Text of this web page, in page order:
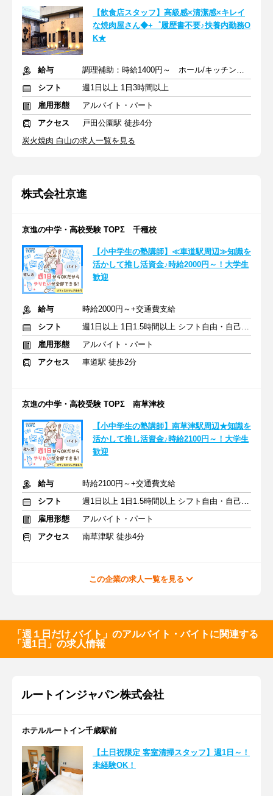
【飲食店スタッフ】高級感×清潔感×キレイ
な焼肉屋さん◆+゜履歴書不要♪扶養内勤務O
K★
給与
調理補助：時給1400円～ ホール/キッチン：時給1150円～
シフト
週1日以上 1日3時間以上
雇用形態
アルバイト・パート
アクセス
戸田公園駅 徒歩4分
炭火焼肉 白山の求人一覧を見る
株式会社京進
京進の中学・高校受験 TOPΣ 千種校
【小中学生の塾講師】≪車道駅周辺≫知識を
活かして推し活資金♪時給2000円～！大学生
歓迎
給与
時給2000円～+交通費支給
シフト
週1日以上 1日1.5時間以上 シフト自由・自己申告
雇用形態
アルバイト・パート
アクセス
車道駅 徒歩2分
京進の中学・高校受験 TOPΣ 南草津校
【小中学生の塾講師】南草津駅周辺★知識を
活かして推し活資金♪時給2100円～！大学生
歓迎
給与
時給2100円～+交通費支給
シフト
週1日以上 1日1.5時間以上 シフト自由・自己申告
雇用形態
アルバイト・パート
アクセス
南草津駅 徒歩4分
この企業の求人一覧を見る
「週１日だけ バイト」のアルバイト・バイトに関連する
「週1日」の求人情報
ルートインジャパン株式会社
ホテルルートイン千歳駅前
【土日祝限定 客室清掃スタッフ】週1日～！
未経験OK！